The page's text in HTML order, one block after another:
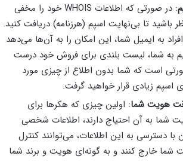
: در صورتی که اطلاعات WHOIS خود را مخفی
باشید تا بی‌نهایت اسپم (هرزنامه) دریافت کنید.
به ایمیل شما، این امکان را به آن‌ها می‌دهد
به شما، لیست بلندی برای فروش خود درست
است که شما بدون اطلاع از چیزی مورد
اسپم زیادی قرار خواهید گرفت.
هویت شما: اولین چیزی که هکرها برای
شما به آن احتیاج دارند، اطلاعات شخصی
دسترسی به این اطلاعات، می‌توانند کنترل
شما خارج کنند و به گونه‌ای هویت و برند شما